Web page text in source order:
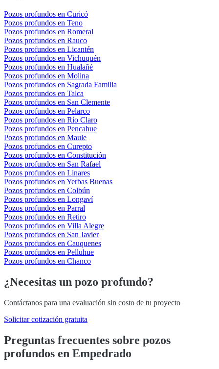
Pozos profundos en Curicó
Pozos profundos en Teno
Pozos profundos en Romeral
Pozos profundos en Rauco
Pozos profundos en Licantén
Pozos profundos en Vichuquén
Pozos profundos en Hualañé
Pozos profundos en Molina
Pozos profundos en Sagrada Familia
Pozos profundos en Talca
Pozos profundos en San Clemente
Pozos profundos en Pelarco
Pozos profundos en Río Claro
Pozos profundos en Pencahue
Pozos profundos en Maule
Pozos profundos en Curepto
Pozos profundos en Constitución
Pozos profundos en San Rafael
Pozos profundos en Linares
Pozos profundos en Yerbas Buenas
Pozos profundos en Colbún
Pozos profundos en Longaví
Pozos profundos en Parral
Pozos profundos en Retiro
Pozos profundos en Villa Alegre
Pozos profundos en San Javier
Pozos profundos en Cauquenes
Pozos profundos en Pelluhue
Pozos profundos en Chanco
¿Necesitas un pozo profundo?
Contáctanos para una evaluación sin costo de tu proyecto
Solicitar cotización gratuita
Preguntas frecuentes sobre pozos
profundos en Empedrado